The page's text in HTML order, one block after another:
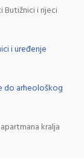
Butižnici i rijeci
i uređenje
do arheološkog
kralja